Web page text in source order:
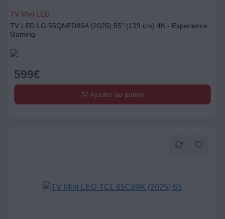
TV Mini LED
TV LED LG 55QNED86A (2025) 55" (139 cm) 4K - Experience
Gaming
599€
Ajouter au panier